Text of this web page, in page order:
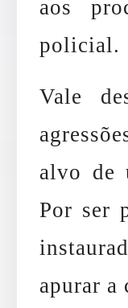
aos
policial.
Vale
alvo de
Por ser
apurar a